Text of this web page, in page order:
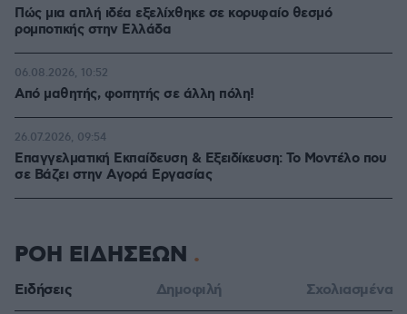
Πώς μια απλή ιδέα εξελίχθηκε σε κορυφαίο θεσμό
ρομποτικής στην Ελλάδα
Από μαθητής, φοιτητής σε άλλη πόλη!
06.08.2026, 10:52
Επαγγελματική Εκπαίδευση & Εξειδίκευση: Το Mοντέλο που
σε Bάζει στην Aγορά Eργασίας
26.07.2026, 09:54
ΡΟΗ ΕΙΔΗΣΕΩΝ
Ειδήσεις Δημοφιλή Σχολιασμένα